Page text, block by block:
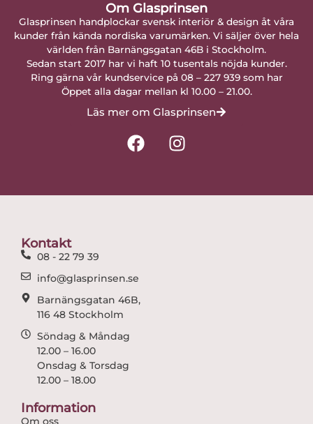
Om Glasprinsen
Glasprinsen handplockar svensk interiör & design åt våra
kunder från kända nordiska varumärken. Vi säljer över hela
världen från Barnängsgatan 46B i Stockholm.
Sedan start 2017 har vi haft 10 tusentals nöjda kunder.
Ring gärna vår kundservice på 08 – 227 939 som har
Öppet alla dagar mellan kl 10.00 – 21.00.
Läs mer om Glasprinsen
F
a
I
n
Kontakt
08 - 22 79 39
info@glasprinsen.se
Barnängsgatan 46B,
116 48 Stockholm
Söndag & Måndag
12.00 – 16.00
Onsdag & Torsdag
12.00 – 18.00
Information